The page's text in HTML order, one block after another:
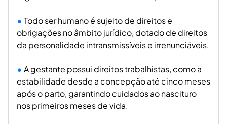
Todo ser humano é sujeito de direitos e
obrigações no âmbito jurídico, dotado de direitos
da personalidade intransmissíveis e irrenunciáveis.
A gestante possui direitos trabalhistas, como a
estabilidade desde a concepção até cinco meses
após o parto, garantindo cuidados ao nascituro
nos primeiros meses de vida.